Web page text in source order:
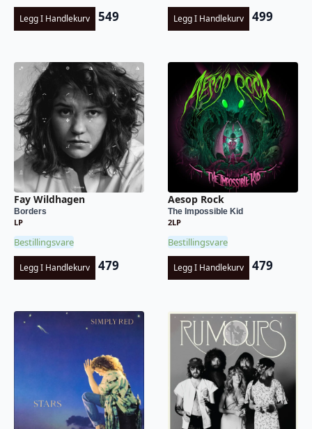
Legg I Handlekurv 549 Legg I Handlekurv 499
Fay Wildhagen
Borders
LP
Bestillingsvare
Legg I Handlekurv 479
Aesop Rock
The Impossible Kid
2LP
Bestillingsvare
Legg I Handlekurv 479